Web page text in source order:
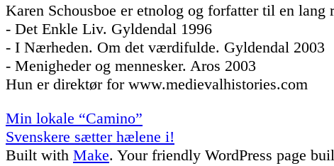
Karen Schousboe er etnolog og forfatter til en lang
- Det Enkle Liv. Gyldendal 1996
- I Nærheden. Om det værdifulde. Gyldendal 2003
- Menigheder og mennesker. Aros 2003
Hun er direktør for www.medievalhistories.com
Post
navigation
Min lokale “Camino”
Svenskere sætter hælene i!
Built with Make. Your friendly WordPress page